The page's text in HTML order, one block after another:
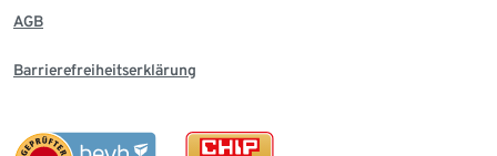
AGB
Barrierefreiheitserklärung